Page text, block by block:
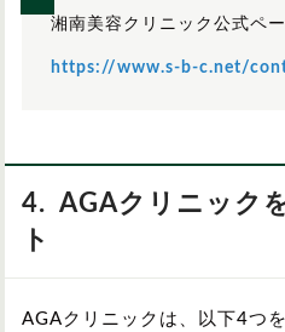
湘南美容クリニック公式ペ
https://www.s-b-c.net/
4. AGAクリニック
ト
AGAクリニックは、以下4つ